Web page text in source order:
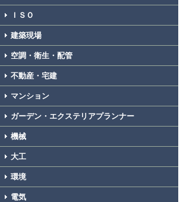
ＩＳＯ
建築現場
空調・衛生・配管
不動産・宅建
マンション
ガーデン・エクステリアプランナー
機械
大工
環境
電気